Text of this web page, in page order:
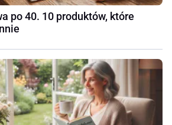
po 40. 10 produktów, które